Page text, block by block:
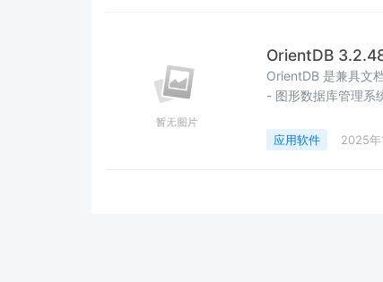
OrientDB
OrientDB 是兼具文
- 图形数据库管理系
应用软件 2025年